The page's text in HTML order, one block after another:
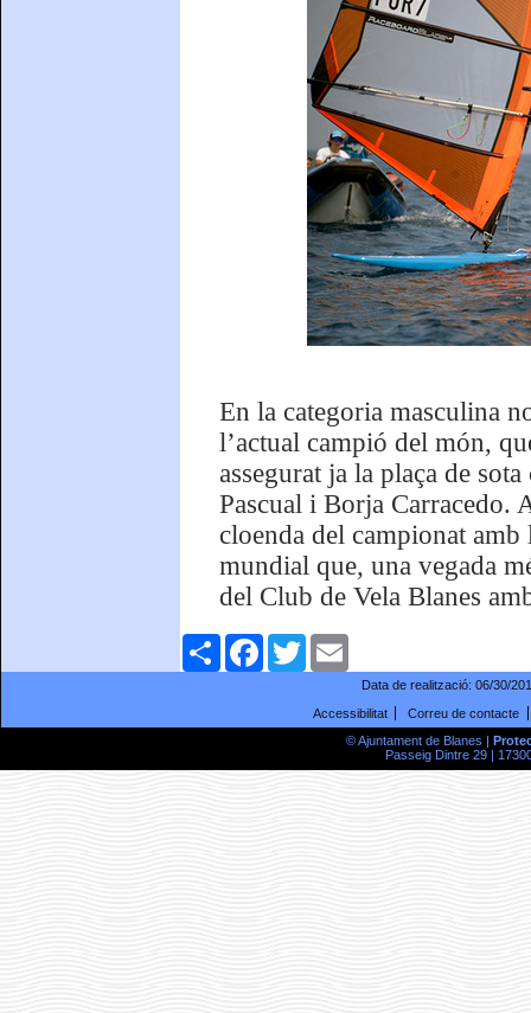
En la categoria masculina
l’actual campió del món,
assegurat ja la plaça de
Pascual i Borja Carracedo.
cloenda del campionat
mundial que, una vegada
del Club de Vela Blanes
ComparteixFacebookTwitter
Data de realització: 06/30/
Accessibilitat
Correu de contacte
© Ajuntament de Blanes |
Passeig Dintre 29 |